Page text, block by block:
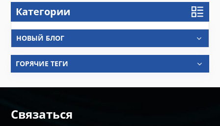
Категории
НОВЫЙ БЛОГ
ГОРЯЧИЕ ТЕГИ
Связаться